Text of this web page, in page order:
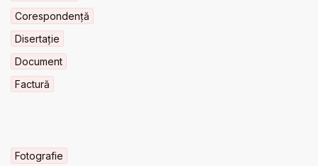
Corespondență
Disertație
Document
Factură
Fotografie